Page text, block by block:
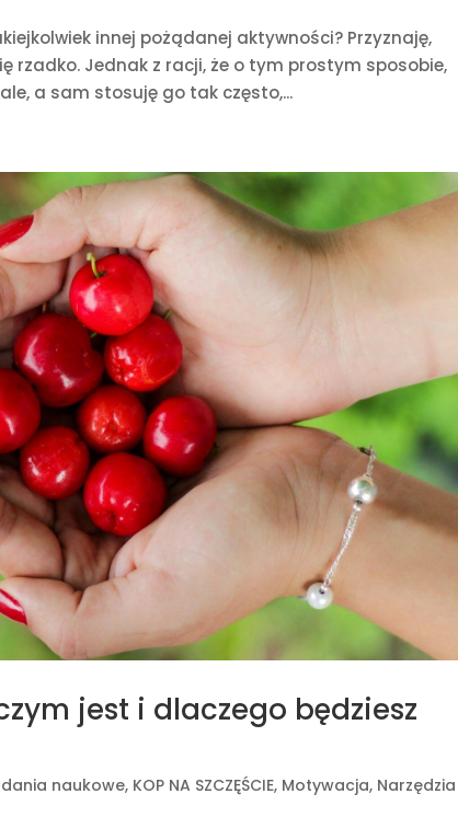
innej pożądanej aktywności? Przyznaję,
Jednak z racji, że o tym prostym sposobie,
a sam stosuję go tak często,...
jest i dlaczego będziesz
naukowe, KOP NA SZCZĘŚCIE, Motywacja, Narzędzia